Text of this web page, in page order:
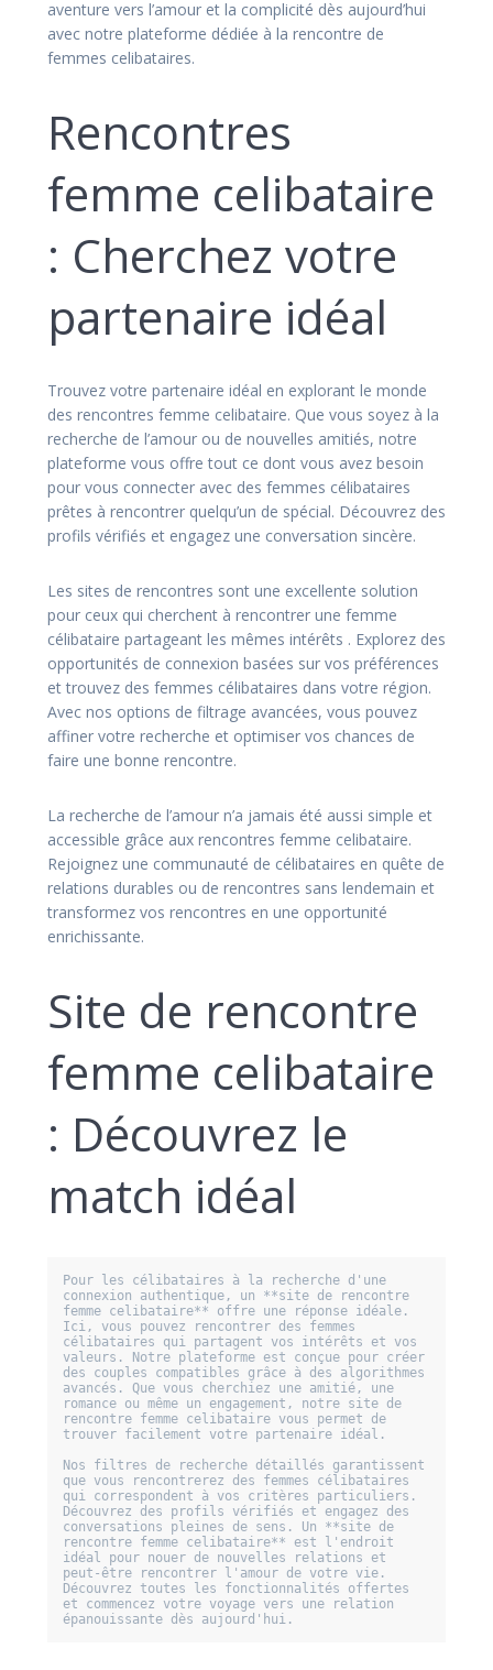
aventure vers l’amour et la complicité dès aujourd’hui
avec notre plateforme dédiée à la rencontre de
femmes celibataires.
Rencontres
femme celibataire
: Cherchez votre
partenaire idéal
Trouvez votre partenaire idéal en explorant le monde
des rencontres femme celibataire. Que vous soyez à la
recherche de l’amour ou de nouvelles amitiés, notre
plateforme vous offre tout ce dont vous avez besoin
pour vous connecter avec des femmes célibataires
prêtes à rencontrer quelqu’un de spécial. Découvrez des
profils vérifiés et engagez une conversation sincère.
Les sites de rencontres sont une excellente solution
pour ceux qui cherchent à rencontrer une femme
célibataire partageant les mêmes intérêts . Explorez des
opportunités de connexion basées sur vos préférences
et trouvez des femmes célibataires dans votre région.
Avec nos options de filtrage avancées, vous pouvez
affiner votre recherche et optimiser vos chances de
faire une bonne rencontre.
La recherche de l’amour n’a jamais été aussi simple et
accessible grâce aux rencontres femme celibataire.
Rejoignez une communauté de célibataires en quête de
relations durables ou de rencontres sans lendemain et
transformez vos rencontres en une opportunité
enrichissante.
Site de rencontre
femme celibataire
: Découvrez le
match idéal
Pour les célibataires à la recherche d'une
connexion authentique, un **site de rencontre
femme celibataire** offre une réponse idéale.
Ici, vous pouvez rencontrer des femmes
célibataires qui partagent vos intérêts et vos
valeurs. Notre plateforme est conçue pour créer
des couples compatibles grâce à des algorithmes
avancés. Que vous cherchiez une amitié, une
romance ou même un engagement, notre site de
rencontre femme celibataire vous permet de
trouver facilement votre partenaire idéal.
Nos filtres de recherche détaillés garantissent
que vous rencontrerez des femmes célibataires
qui correspondent à vos critères particuliers.
Découvrez des profils vérifiés et engagez des
conversations pleines de sens. Un **site de
rencontre femme celibataire** est l'endroit
idéal pour nouer de nouvelles relations et
peut-être rencontrer l'amour de votre vie.
Découvrez toutes les fonctionnalités offertes
et commencez votre voyage vers une relation
épanouissante dès aujourd'hui.